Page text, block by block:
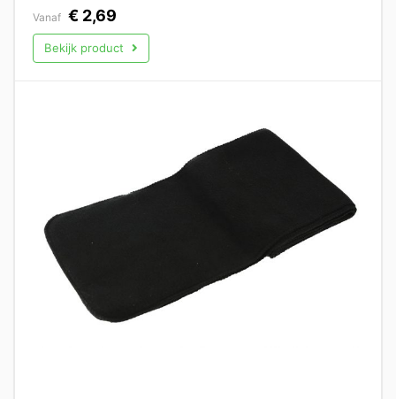
Vanaf € 2,69
Bekijk product